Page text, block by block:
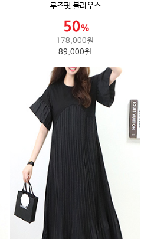
루즈핏 블라우스
178,000원
89,000원